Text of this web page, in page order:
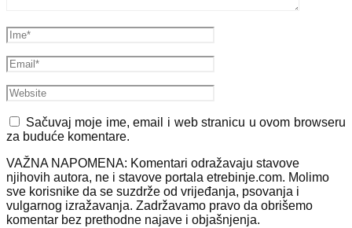
Sačuvaj moje ime, email i web stranicu u ovom browseru
za buduće komentare.
VAŽNA NAPOMENA: Komentari odražavaju stavove
njihovih autora, ne i stavove portala etrebinje.com. Molimo
sve korisnike da se suzdrže od vrijeđanja, psovanja i
vulgarnog izražavanja. Zadržavamo pravo da obrišemo
komentar bez prethodne najave i objašnjenja.